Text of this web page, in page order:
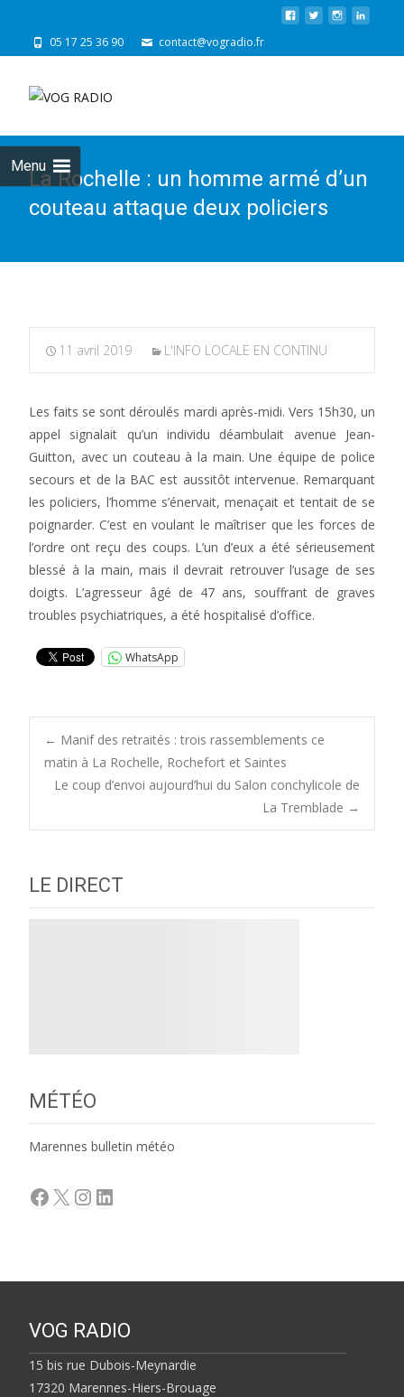
05 17 25 36 90 contact@vogradio.fr
Menu
La Rochelle : un homme armé d’un
couteau attaque deux policiers
11 avril 2019 L'INFO LOCALE EN CONTINU
Les faits se sont déroulés mardi après-midi. Vers 15h30, un
appel signalait qu’un individu déambulait avenue Jean-
Guitton, avec un couteau à la main. Une équipe de police
secours et de la BAC est aussitôt intervenue. Remarquant
les policiers, l’homme s’énervait, menaçait et tentait de se
poignarder. C’est en voulant le maîtriser que les forces de
l’ordre ont reçu des coups. L’un d’eux a été sérieusement
blessé à la main, mais il devrait retrouver l’usage de ses
doigts. L’agresseur âgé de 47 ans, souffrant de graves
troubles psychiatriques, a été hospitalisé d’office.
WhatsApp
Post
navigation
← Manif des retraités : trois rassemblements ce
matin à La Rochelle, Rochefort et Saintes
Le coup d’envoi aujourd’hui du Salon conchylicole de
La Tremblade →
LE DIRECT
MÉTÉO
Marennes bulletin météo
Facebook
X Instagram
LinkedIn
VOG RADIO
15 bis rue Dubois-Meynardie
17320 Marennes-Hiers-Brouage